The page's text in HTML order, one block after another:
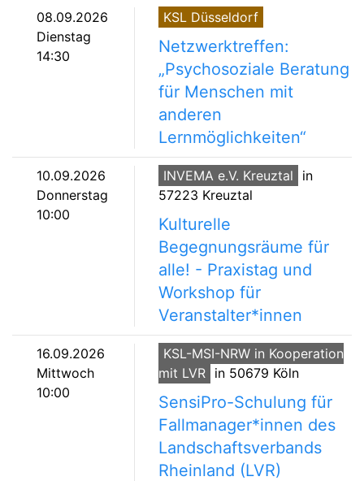
08.09.2026
Dienstag
14:30
KSL Düsseldorf
Netzwerktreffen:
„Psychosoziale Beratung
für Menschen mit
anderen
Lernmöglichkeiten“
10.09.2026
Donnerstag
10:00
INVEMA e.V. Kreuztal
in
57223 Kreuztal
Kulturelle
Begegnungsräume für
alle! - Praxistag und
Workshop für
Veranstalter*innen
16.09.2026
Mittwoch
10:00
KSL-MSI-NRW in Kooperation
mit LVR in 50679 Köln
SensiPro-Schulung für
Fallmanager*innen des
Landschaftsverbands
Rheinland (LVR)